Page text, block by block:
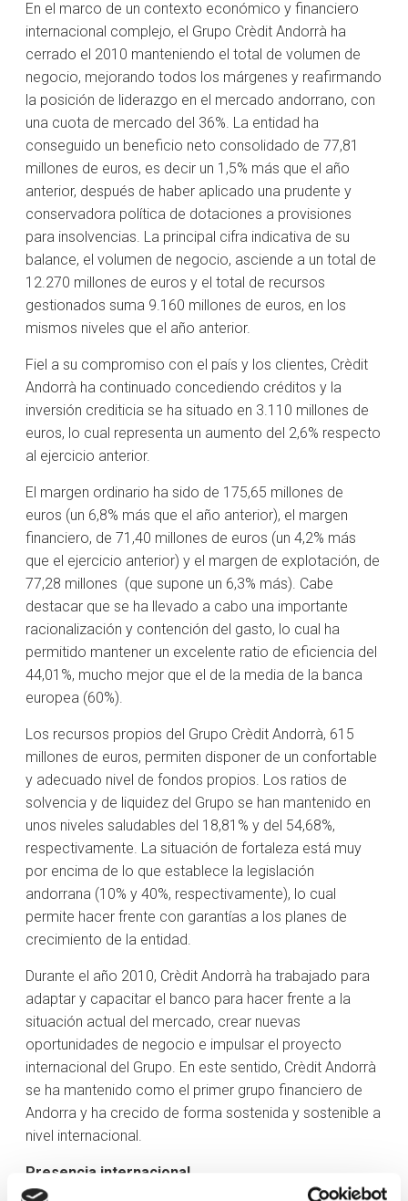
En el marco de un contexto económico y financiero
internacional complejo, el Grupo Crèdit Andorrà ha
cerrado el 2010 manteniendo el total de volumen de
negocio, mejorando todos los márgenes y reafirmando
la posición de liderazgo en el mercado andorrano, con
una cuota de mercado del 36%. La entidad ha
conseguido un beneficio neto consolidado de 77,81
millones de euros, es decir un 1,5% más que el año
anterior, después de haber aplicado una prudente y
conservadora política de dotaciones a provisiones
para insolvencias. La principal cifra indicativa de su
balance, el volumen de negocio, asciende a un total de
12.270 millones de euros y el total de recursos
gestionados suma 9.160 millones de euros, en los
mismos niveles que el año anterior.
Fiel a su compromiso con el país y los clientes, Crèdit
Andorrà ha continuado concediendo créditos y la
inversión crediticia se ha situado en 3.110 millones de
euros, lo cual representa un aumento del 2,6% respecto
al ejercicio anterior.
El margen ordinario ha sido de 175,65 millones de
euros (un 6,8% más que el año anterior), el margen
financiero, de 71,40 millones de euros (un 4,2% más
que el ejercicio anterior) y el margen de explotación, de
77,28 millones (que supone un 6,3% más). Cabe
destacar que se ha llevado a cabo una importante
racionalización y contención del gasto, lo cual ha
permitido mantener un excelente ratio de eficiencia del
44,01%, mucho mejor que el de la media de la banca
europea (60%).
Los recursos propios del Grupo Crèdit Andorrà, 615
millones de euros, permiten disponer de un confortable
y adecuado nivel de fondos propios. Los ratios de
solvencia y de liquidez del Grupo se han mantenido en
unos niveles saludables del 18,81% y del 54,68%,
respectivamente. La situación de fortaleza está muy
por encima de lo que establece la legislación
andorrana (10% y 40%, respectivamente), lo cual
permite hacer frente con garantías a los planes de
crecimiento de la entidad.
Durante el año 2010, Crèdit Andorrà ha trabajado para
adaptar y capacitar el banco para hacer frente a la
situación actual del mercado, crear nuevas
oportunidades de negocio e impulsar el proyecto
internacional del Grupo. En este sentido, Crèdit Andorrà
se ha mantenido como el primer grupo financiero de
Andorra y ha crecido de forma sostenida y sostenible a
nivel internacional.
Presencia internacional